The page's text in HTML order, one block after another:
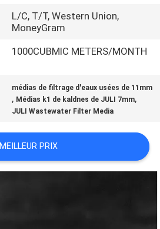
L/C, T/T, Western Union,
MoneyGram
1000CUBMIC METERS/MONTH
médias de filtrage d'eaux usées de 11mm
, Médias k1 de kaldnes de JULI 7mm,
JULI Wastewater Filter Media
MEILLEUR PRIX